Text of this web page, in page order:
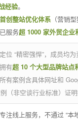
经验。
首创整站优化体系 （营销
服务超 1000 家外贸企业
位 “精密强悍”，成员均
有超 10 个大型品牌站点
有案例含具体网址和
（非空谈行业标准）证明
注线上服务，不通过 “